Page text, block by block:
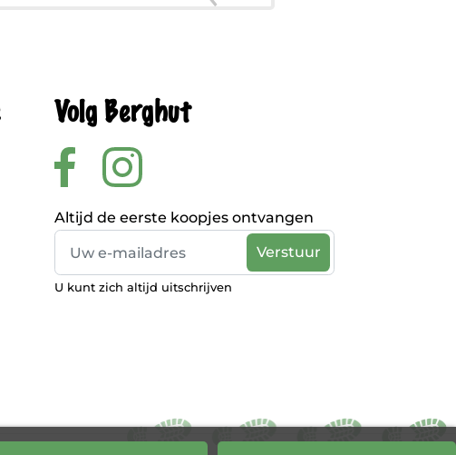
Volg Berghut
Altijd de eerste koopjes ontvangen
U kunt zich altijd uitschrijven